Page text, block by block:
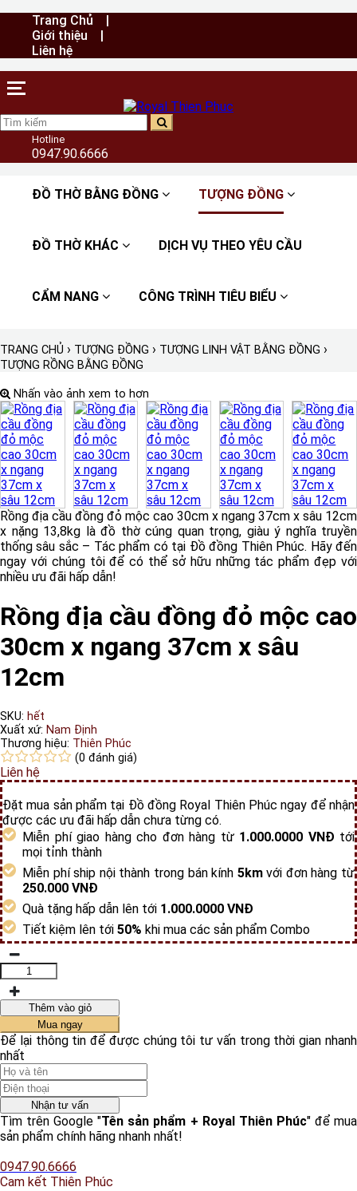
Trang Chủ
Giới thiệu
Liên hệ
Hotline
0947.90.6666
ĐỒ THỜ BẰNG ĐỒNG TƯỢNG ĐỒNG
ĐỒ THỜ KHÁC DỊCH VỤ THEO YÊU CẦU
CẨM NANG CÔNG TRÌNH TIÊU BIỂU
TRANG CHỦ › TƯỢNG ĐỒNG › TƯỢNG LINH VẬT BẰNG ĐỒNG ›
TƯỢNG RỒNG BẰNG ĐỒNG
Nhấn vào ảnh xem to hơn
Rồng địa cầu đồng đỏ mộc cao 30cm x ngang 37cm x sâu 12cm
x nặng 13,8kg là đồ thờ cúng quan trọng, giàu ý nghĩa truyền
thống sâu sắc – Tác phẩm có tại Đồ đồng Thiên Phúc. Hãy đến
ngay với chúng tôi để có thể sở hữu những tác phẩm đẹp với
nhiều ưu đãi hấp dẫn!
Rồng địa cầu đồng đỏ mộc cao
30cm x ngang 37cm x sâu
12cm
SKU: hết
Xuất xứ: Nam Định
Thương hiệu: Thiên Phúc
(0 đánh giá)
Liên hệ
Đặt mua sản phẩm tại Đồ đồng Royal Thiên Phúc ngay để nhận
được các ưu đãi hấp dẫn chưa từng có.
Miễn phí giao hàng cho đơn hàng từ 1.000.0000 VNĐ tới
mọi tỉnh thành
Miễn phí ship nội thành trong bán kính 5kmvới đơn hàng từ
250.000 VNĐ
Quà tặng hấp dẫn lên tới 1.000.0000 VNĐ
Tiết kiệm lên tới 50% khi mua các sản phẩm Combo
Thêm vào giỏ
Mua ngay
Để lại thông tin để được chúng tôi tư vấn trong thời gian nhanh
nhất
Nhận tư vấn
Tìm trên Google "Tên sản phẩm + Royal Thiên Phúc" để mua
sản phẩm chính hãng nhanh nhất!
0947.90.6666
Cam kết Thiên Phúc